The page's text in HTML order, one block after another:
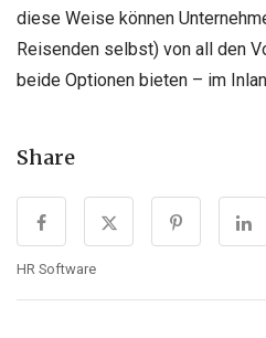
diese Weise können
Reisenden selbst) von all den
beide Optionen bieten – im
Share
HR Software